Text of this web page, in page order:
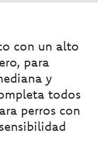
con un alto
para
y
todos
perros con